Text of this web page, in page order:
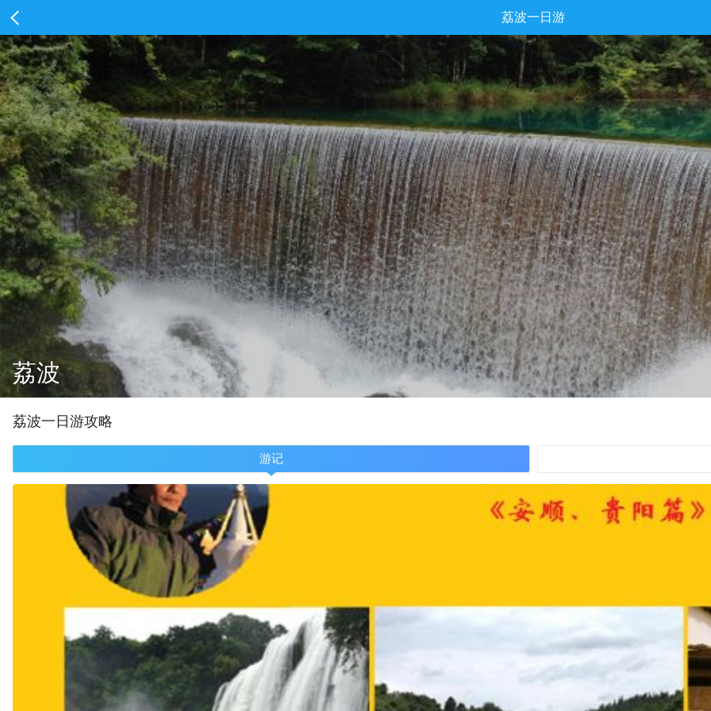
荔波一日游
荔波
荔波一 日游攻略
游记